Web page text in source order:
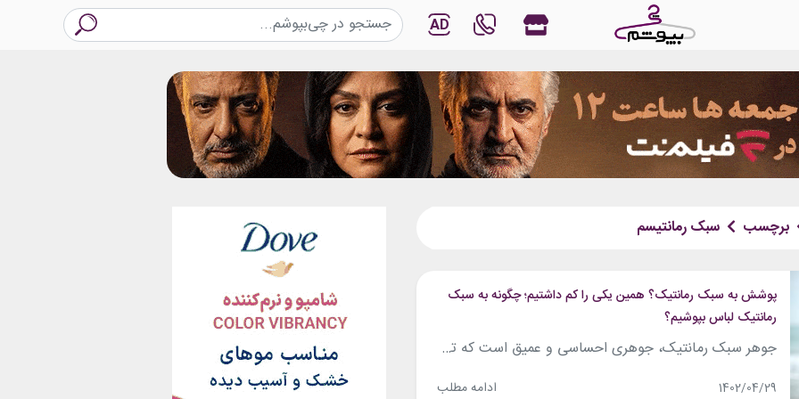
AD
برچسب سبک رمانتیسم
پوشش به سبک رمانتیک؟ همین یکی را کم داشتیم؛ چگونه به سبک
رمانتیک لباس بپوشیم؟
جوهر سبک رمانتیک، جوهری احساسی و عمیق است که تصویری روشن از زنانگی را به نمایش می‌گذارد. وقتی به استایل رمانتیک فکر می‌کنیم، تصویر زنی رویایی با لباسی بلند و شناور و موهای رها شده در باد در ذهن‌مان نقش می‌بندد. حس زنانگی در این استایل کاملا غالب است و نحوه‌ی پوشش شما به یک...
1402/04/29 ادامه مطلب